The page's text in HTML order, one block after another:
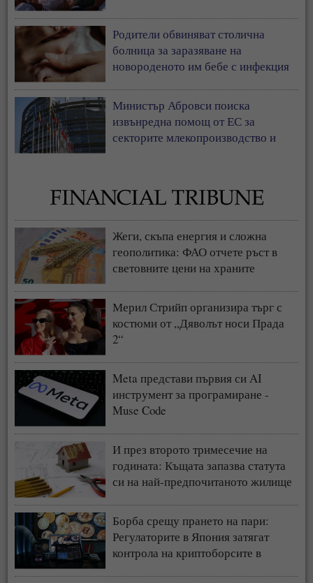
Родители обвиняват столична
болница за заразяване на
новороденото им бебе с инфекция
Министър Абровси поиска
извънредна помощ от ЕС за
секторите млекопроизводство и
Жеги, скъпа енергия и сложна
геополитика: ФАО отчете ръст в
световните цени на храните
Мерил Стрийп организира търг с
костюми от „Дяволът носи Прада
2“
Meta представи първия си AI
инструмент за програмиране -
Muse Code
И през второто тримесечие на
годината: Къщата запазва статута
си на най-предпочитаното жилище
Борба срещу прането на пари:
Регулаторите в Япония затягат
контрола на криптоборсите в